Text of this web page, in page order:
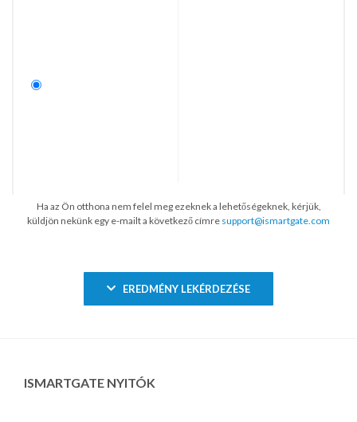
Ha az Ön otthona nem felel meg ezeknek a lehetőségeknek, kérjük,
küldjön nekünk egy e-mailt a következő címre support@ismartgate.com
EREDMÉNY LEKÉRDEZÉSE
ISMARTGATE NYITÓK